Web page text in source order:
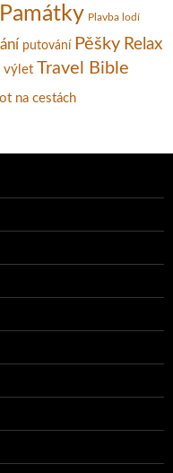
Památky Plavba lodí
putování Pěšky Relax
výlet Travel Bible
na cestách